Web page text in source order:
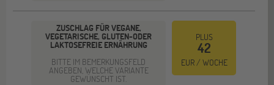
ZUSCHLAG FÜR VEGANE,
VEGETARISCHE, GLUTEN-ODER
LAKTOSEFREIE ERNÄHRUNG
BITTE IM BEMERKUNGSFELD
ANGEBEN, WELCHE VARIANTE
GEWÜNSCHT IST.
PLUS
42
EUR / WOCHE